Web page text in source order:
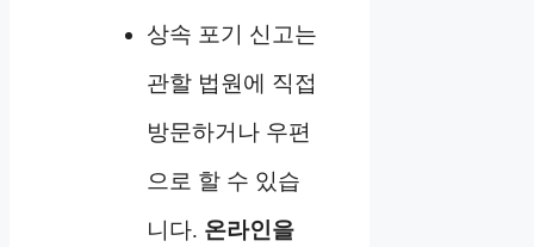
상속 포기 신고는
관할 법원에 직접
방문하거나 우편
으로 할 수 있습
니다. 온라인을